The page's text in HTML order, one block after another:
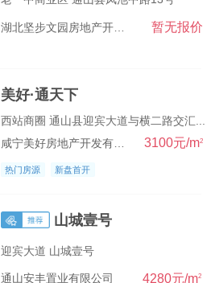
湖北坚步文园房地产开发有限公司 暂无报价
美好·通天下
西站商圈 通山县迎宾大道与横二路交汇...
咸宁美好房地产开发有限公司
3100元/m2
热门房源 新盘首开
山城壹号
迎宾大道 山城壹号
通山安丰置业有限公司 4280元/m2